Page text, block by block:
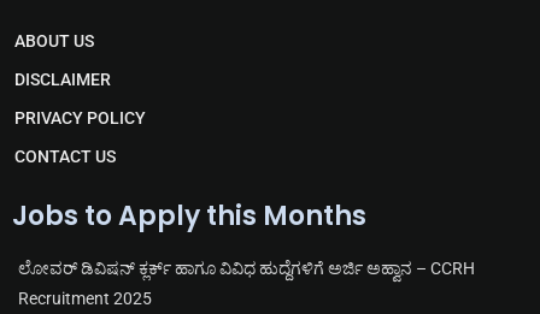
r
a
m
a
p
p
ABOUT US
DISCLAIMER
PRIVACY POLICY
CONTACT US
Jobs to Apply this Months
ಲೋವರ್ ಡಿವಿಷನ್ ಕ್ಲರ್ಕ್ ಹಾಗೂ ವಿವಿಧ ಹುದ್ದೆಗಳಿಗೆ ಅರ್ಜಿ ಅಹ್ವಾನ – CCRH
Recruitment 2025